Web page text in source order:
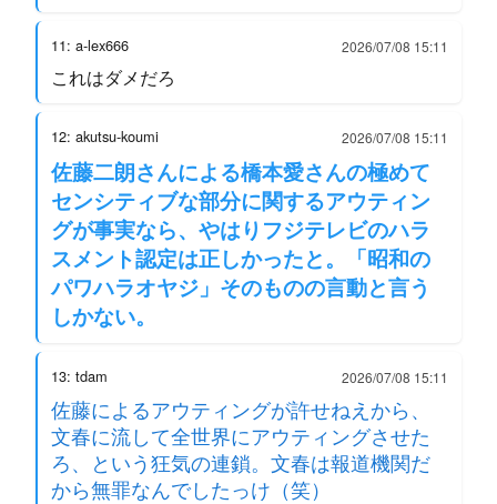
11: a-lex666 2026/07/08 15:11
これはダメだろ
12: akutsu-koumi 2026/07/08 15:11
佐藤二朗さんによる橋本愛さんの極めて
センシティブな部分に関するアウティン
グが事実なら、やはりフジテレビのハラ
スメント認定は正しかったと。「昭和の
パワハラオヤジ」そのものの言動と言う
しかない。
13: tdam 2026/07/08 15:11
佐藤によるアウティングが許せねえから、
文春に流して全世界にアウティングさせた
ろ、という狂気の連鎖。文春は報道機関だ
から無罪なんでしたっけ（笑）